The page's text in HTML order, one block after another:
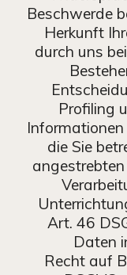
Beschwerde
Herkunft
durch uns
Profiling
die Sie
Art. 46
Daten
Recht auf